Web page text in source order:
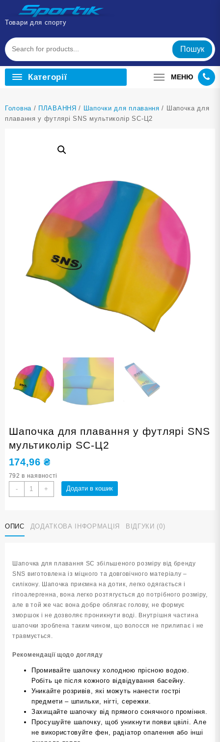
Перейти
вмісту
Товари для спорту
Пошук
Категорії МЕНЮ
Головна / ПЛАВАННЯ / Шапочки для плавання / Шапочка для
плавання у футлярі SNS мультиколір SC-Ц2
Шапочка для плавання у футлярі SNS
мультиколір SC-Ц2
174,96₴
792 в наявності
-
Шапочка
для
футлярі
SNS
+ Додати в кошик
ОПИС ДОДАТКОВА ІНФОРМАЦІЯ ВІДГУКИ (0)
Шапочка для плавання SC збільшеного розміру від бренду
SNS виготовлена із міцного та довговічного матеріалу –
силікону. Шапочка приємна на дотик, легко одягається і
гіпоалергенна, вона легко розтягується до потрібного розміру,
але в той же час вона добре облягає голову, не формує
зморшок і не дозволяє проникнути воді. Внутрішня частина
шапочки зроблена таким чином, що волосся не прилипає і не
травмується.
Рекомендації щодо догляду
Промивайте шапочку холодною прісною водою.
Робіть це після кожного відвідування басейну.
Уникайте розривів, які можуть нанести гострі
предмети – шпильки, нігті, сережки.
Захищайте шапочку від прямого сонячного проміння.
Просушуйте шапочку, щоб уникнути появи цвілі. Але
не використовуйте фен, радіатор опалення або інші